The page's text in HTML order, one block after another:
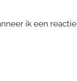
ik een reactie